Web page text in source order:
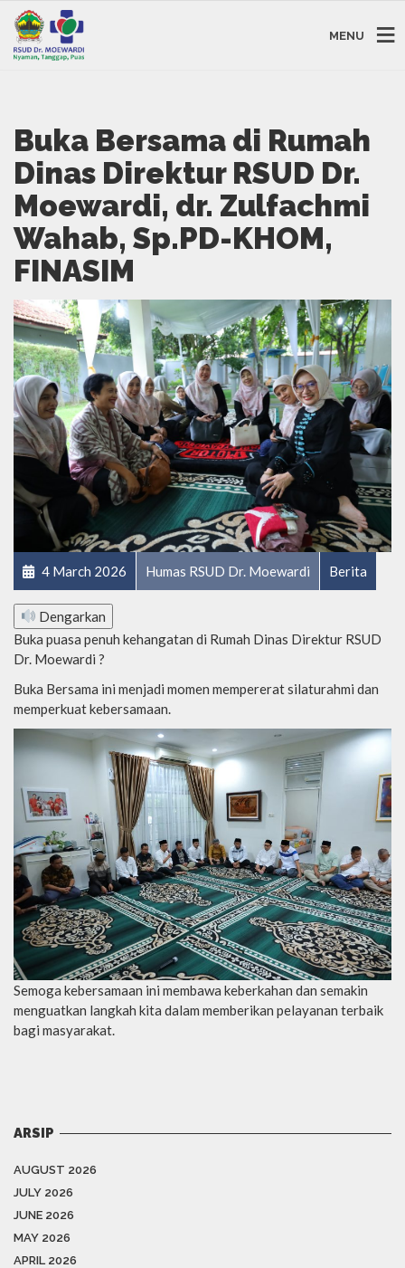
MENU
Buka Bersama di Rumah
Dinas Direktur RSUD Dr.
Moewardi, dr. Zulfachmi
Wahab, Sp.PD-KHOM,
FINASIM
4 March 2026 Humas RSUD Dr. Moewardi Berita
Dengarkan
Buka puasa penuh kehangatan di Rumah Dinas Direktur RSUD
Dr. Moewardi ?
Buka Bersama ini menjadi momen mempererat silaturahmi dan
memperkuat kebersamaan.
Semoga kebersamaan ini membawa keberkahan dan semakin
menguatkan langkah kita dalam memberikan pelayanan terbaik
bagi masyarakat.
ARSIP
AUGUST 2026
JULY 2026
JUNE 2026
MAY 2026
APRIL 2026